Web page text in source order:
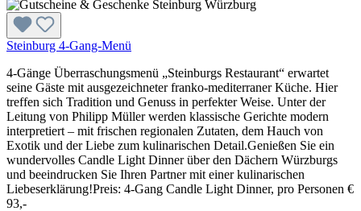
Steinburg 4-Gang-Menü
4-Gänge Überraschungsmenü „Steinburgs Restaurant“ erwartet
seine Gäste mit ausgezeichneter franko-mediterraner Küche. Hier
treffen sich Tradition und Genuss in perfekter Weise. Unter der
Leitung von Philipp Müller werden klassische Gerichte modern
interpretiert – mit frischen regionalen Zutaten, dem Hauch von
Exotik und der Liebe zum kulinarischen Detail.Genießen Sie ein
wundervolles Candle Light Dinner über den Dächern Würzburgs
und beeindrucken Sie Ihren Partner mit einer kulinarischen
Liebeserklärung!Preis: 4-Gang Candle Light Dinner, pro Personen €
93,-